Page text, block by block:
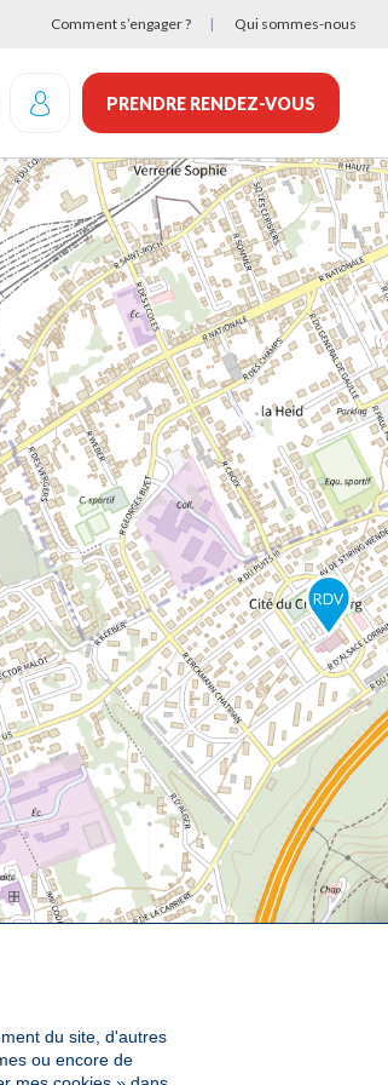
Comment s’engager ? Qui sommes-nous
UNE RECHERCHE
PRENDRE RENDEZ-VOUS
du site, d'autres
ou encore de